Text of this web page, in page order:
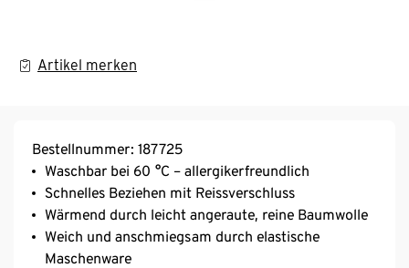
Artikel merken
Bestellnummer: 187725
Waschbar bei 60 °C – allergikerfreundlich
Schnelles Beziehen mit Reissverschluss
Wärmend durch leicht angeraute, reine Baumwolle
Weich und anschmiegsam durch elastische
Maschenware